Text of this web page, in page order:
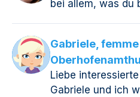
bei allem, was du
Gabriele,
Liebe
Gabriele und ich